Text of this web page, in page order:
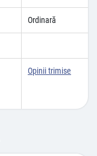
Ordinară
Opinii trimise